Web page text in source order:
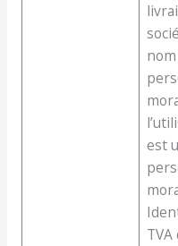
est
TVA